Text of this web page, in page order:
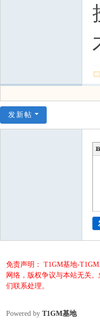
发新帖
免责声明： T1GM基地-
网络，版权争议与本站无关
们联系处理。
Powered by T1GM基地